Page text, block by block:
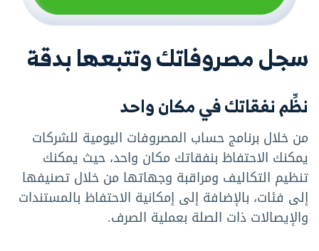
سجل مصروفاتك وتتبعها بدقة
نظِّم نفقاتك في مكان واحد
من خلال برنامج حساب المصروفات اليومية للشركات
يمكنك الاحتفاظ بنفقاتك مكان واحد، حيث يمكنك
تنظيم التكاليف ومراقبة وجهاتها من خلال تصنيفها
إلى فئات، بالإضافة إلى إمكانية الاحتفاظ بالمستندات
والإيصالات ذات الصلة بعملية الصرف.